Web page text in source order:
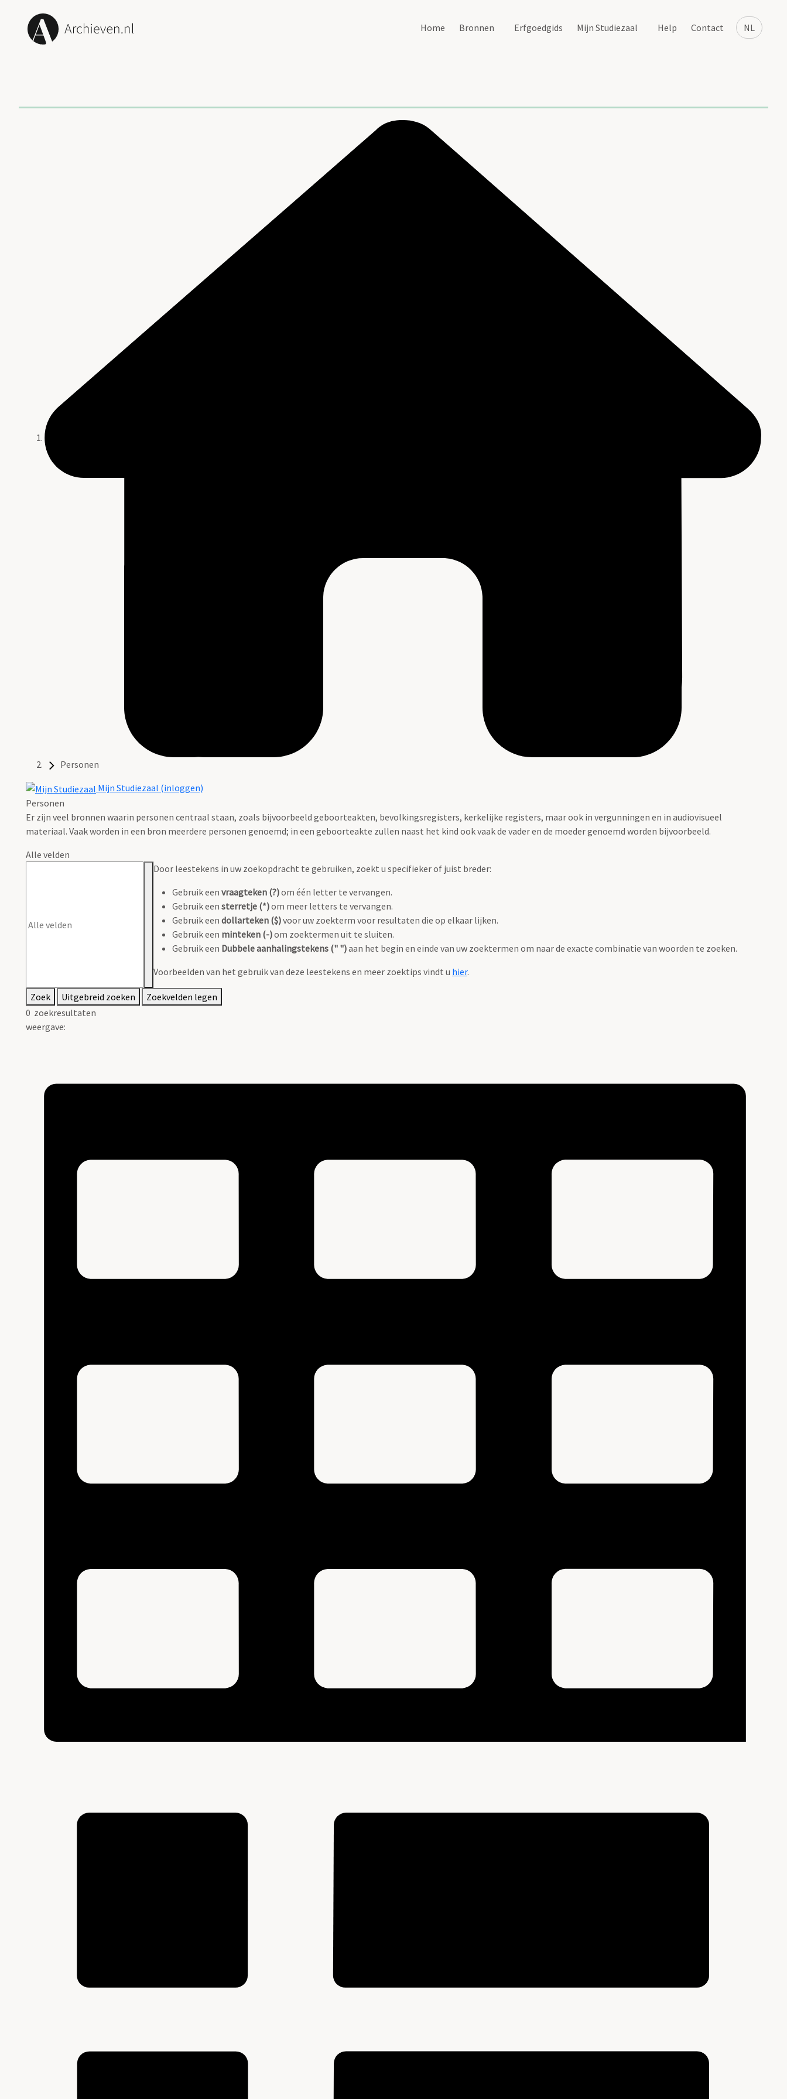
NL
Home Bronnen Erfgoedgids Mijn Studiezaal Help Contact
Personen
Mijn Studiezaal (inloggen)
Personen
Er zijn veel bronnen waarin personen centraal staan, zoals bijvoorbeeld geboorteakten, bevolkingsregisters, kerkelijke registers, maar ook in vergunningen en in audiovisueel
materiaal. Vaak worden in een bron meerdere personen genoemd; in een geboorteakte zullen naast het kind ook vaak de vader en de moeder genoemd worden bijvoorbeeld.
Alle velden
Door leestekens in uw zoekopdracht te gebruiken, zoekt u specifieker of juist breder:
Gebruik een vraagteken (?)om één letter te vervangen.
Gebruik een sterretje (*)om meer letters te vervangen.
Gebruik een dollarteken ($)voor uw zoekterm voor resultaten die op elkaar lijken.
Gebruik een minteken (-)om zoektermen uit te sluiten.
Gebruik een Dubbele aanhalingstekens (" ")aan het begin en einde van uw zoektermen om naar de exacte combinatie van woorden te zoeken.
Voorbeelden van het gebruik van deze leestekens en meer zoektips vindt u hier.
Zoek Uitgebreid zoeken
Zoekvelden legen
0 zoekresultaten
weergave: